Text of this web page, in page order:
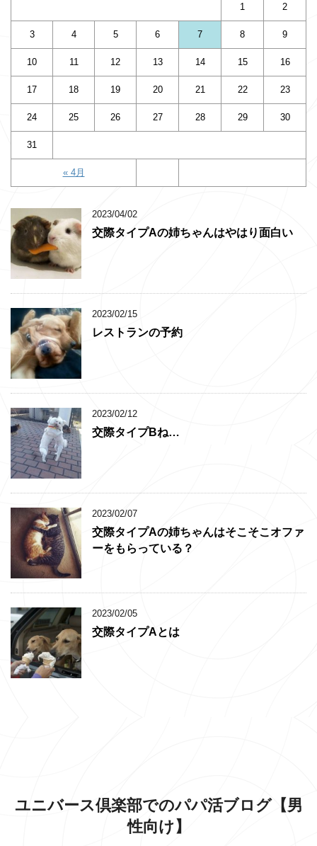
« 4月
1 2
3 4 5 6 7 8 9
10 11 12 13 14 15 16
17 18 19 20 21 22 23
24 25 26 27 28 29 30
31
2023/04/02
交際タイプAの姉ちゃんはやはり面白い
2023/02/15
レストランの予約
2023/02/12
交際タイプBね…
2023/02/07
交際タイプAの姉ちゃんはそこそこオファ
ーをもらっている？
2023/02/05
交際タイプAとは
ユニバース倶楽部でのパパ活ブログ【男
性向け】